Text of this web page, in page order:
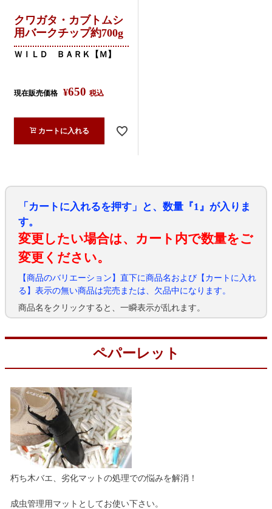
クワガタ・カブトムシ
用バークチップ約700g
ＷＩＬＤ ＢＡＲＫ【Ｍ】
現在販売価格 ¥650 税込
カートに入れる
「カートに入れるを押す」と、数量『1』が入りま
す。
変更したい場合は、カート内で数量をご
変更ください。
【商品のバリエーション】直下に商品名および【カートに入れ
る】表示の無い商品は完売または、欠品中になります。
商品名をクリックすると、一瞬表示が乱れます。
ペパーレット
朽ち木バエ、劣化マットの処理での悩みを解消！
成虫管理用マットとしてお使い下さい。